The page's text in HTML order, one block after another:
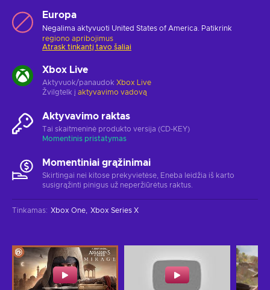
Europa
Negalima aktyvuoti United States of America. Patikrink
regiono apribojimus
Atrask tinkantį tavo šaliai
Xbox Live
Aktyvuok/panaudok Xbox Live
Žvilgtelk į aktyvavimo vadovą
Aktyvavimo raktas
Tai skaitmeninė produkto versija (CD-KEY)
Momentinis pristatymas
Momentiniai grąžinimai
Skirtingai nei kitose prekyvietėse, Eneba leidžia iš karto
susigrąžinti pinigus už neperžiūrėtus raktus.
Tinkamas: Xbox One Xbox Series X